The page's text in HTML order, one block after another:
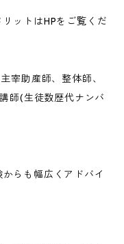
ットはHPをご覧くだ
宰助産師、整体師、
師(生徒数歴代ナンバ
らも幅広くアドバイ